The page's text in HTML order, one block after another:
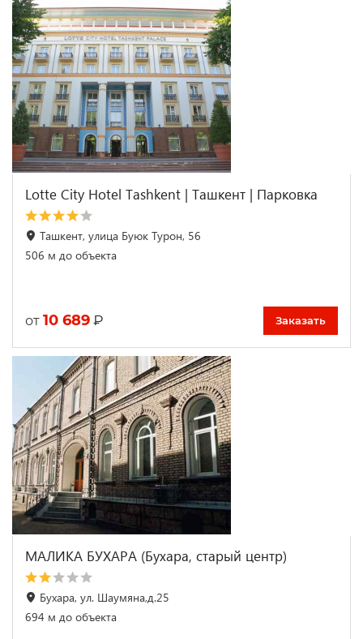
Lotte City Hotel Tashkent | Ташкент | Парковка
Ташкент, улица Буюк Турон, 56
506 м до объекта
от 10 689 ₽ Заказать
МАЛИКА БУХАРА (Бухара, старый центр)
Бухара, ул. Шаумяна,д.25
694 м до объекта